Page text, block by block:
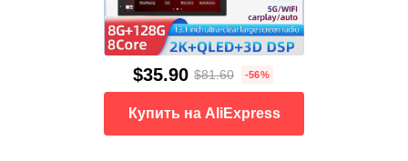
$35.90 $81.60 -56%
Купить на AliExpress